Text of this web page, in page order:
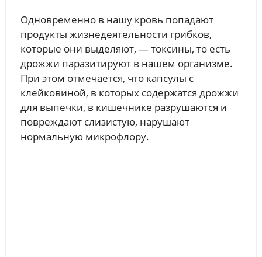
Одновременно в нашу кровь попадают
продукты жизнедеятельности грибков,
которые они выделяют, — токсины, то есть
дрожжи паразитируют в нашем организме.
При этом отмечается, что капсулы с
клейковиной, в которых содержатся дрожжи
для выпечки, в кишечнике разрушаются и
повреждают слизистую, нарушают
нормальную микрофлору.